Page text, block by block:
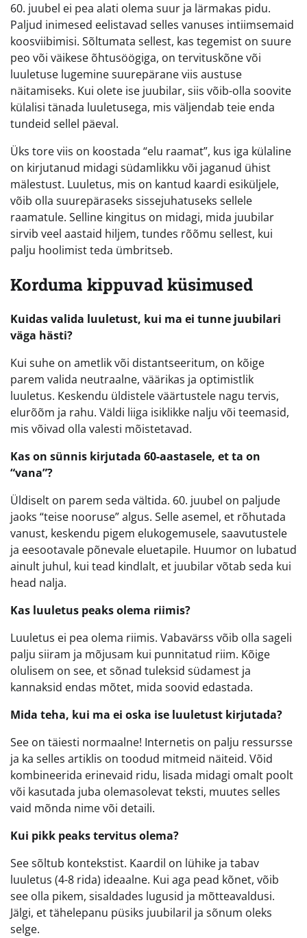
60. juubel ei pea alati olema suur ja lärmakas pidu.
Paljud inimesed eelistavad selles vanuses intiimsemaid
koosviibimisi. Sõltumata sellest, kas tegemist on suure
peo või väikese õhtusöögiga, on tervituskõne või
luuletuse lugemine suurepärane viis austuse
näitamiseks. Kui olete ise juubilar, siis võib-olla soovite
külalisi tänada luuletusega, mis väljendab teie enda
tundeid sellel päeval.
Üks tore viis on koostada “elu raamat”, kus iga külaline
on kirjutanud midagi südamlikku või jaganud ühist
mälestust. Luuletus, mis on kantud kaardi esiküljele,
võib olla suurepäraseks sissejuhatuseks sellele
raamatule. Selline kingitus on midagi, mida juubilar
sirvib veel aastaid hiljem, tundes rõõmu sellest, kui
palju hoolimist teda ümbritseb.
Korduma kippuvad küsimused
Kuidas valida luuletust, kui ma ei tunne juubilari
väga hästi?
Kui suhe on ametlik või distantseeritum, on kõige
parem valida neutraalne, väärikas ja optimistlik
luuletus. Keskendu üldistele väärtustele nagu tervis,
elurõõm ja rahu. Väldi liiga isiklikke nalju või teemasid,
mis võivad olla valesti mõistetavad.
Kas on sünnis kirjutada 60-aastasele, et ta on
“vana”?
Üldiselt on parem seda vältida. 60. juubel on paljude
jaoks “teise nooruse” algus. Selle asemel, et rõhutada
vanust, keskendu pigem elukogemusele, saavutustele
ja eesootavale põnevale eluetapile. Huumor on lubatud
ainult juhul, kui tead kindlalt, et juubilar võtab seda kui
head nalja.
Kas luuletus peaks olema riimis?
Luuletus ei pea olema riimis. Vabavärss võib olla sageli
palju siiram ja mõjusam kui punnitatud riim. Kõige
olulisem on see, et sõnad tuleksid südamest ja
kannaksid endas mõtet, mida soovid edastada.
Mida teha, kui ma ei oska ise luuletust kirjutada?
See on täiesti normaalne! Internetis on palju ressursse
ja ka selles artiklis on toodud mitmeid näiteid. Võid
kombineerida erinevaid ridu, lisada midagi omalt poolt
või kasutada juba olemasolevat teksti, muutes selles
vaid mõnda nime või detaili.
Kui pikk peaks tervitus olema?
See sõltub kontekstist. Kaardil on lühike ja tabav
luuletus (4-8 rida) ideaalne. Kui aga pead kõnet, võib
see olla pikem, sisaldades lugusid ja mõtteavaldusi.
Jälgi, et tähelepanu püsiks juubilaril ja sõnum oleks
selge.